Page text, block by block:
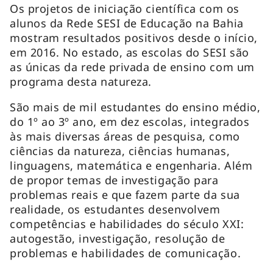
Os projetos de iniciação científica com os
alunos da Rede SESI de Educação na Bahia
mostram resultados positivos desde o início,
em 2016. No estado, as escolas do SESI são
as únicas da rede privada de ensino com um
programa desta natureza.
São mais de mil estudantes do ensino médio,
do 1º ao 3º ano, em dez escolas, integrados
às mais diversas áreas de pesquisa, como
ciências da natureza, ciências humanas,
linguagens, matemática e engenharia. Além
de propor temas de investigação para
problemas reais e que fazem parte da sua
realidade, os estudantes desenvolvem
competências e habilidades do século XXI:
autogestão, investigação, resolução de
problemas e habilidades de comunicação.